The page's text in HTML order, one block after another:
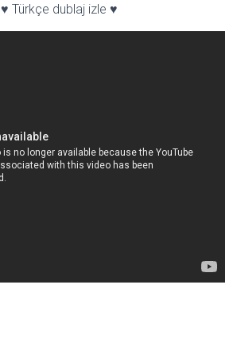
♥ Türkçe dublaj izle ♥